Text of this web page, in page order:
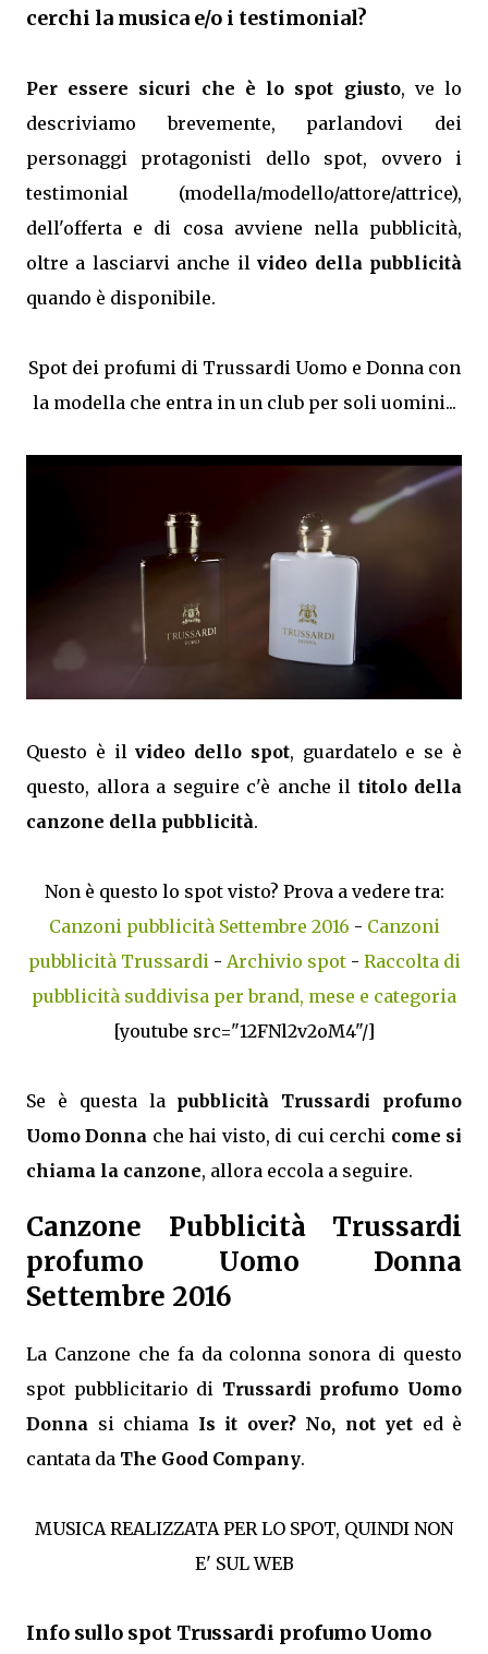
cerchi la musica e/o i testimonial?
Per essere sicuri che è lo spot giusto, ve lo
descriviamo brevemente, parlandovi dei
personaggi protagonisti dello spot, ovvero i
testimonial (modella/modello/attore/attrice),
dell'offerta e di cosa avviene nella pubblicità,
oltre a lasciarvi anche ilvideo della pubblicità
quando è disponibile.
Spot dei profumi di Trussardi Uomo e Donna con
la modella che entra in un club per soli uomini...
Questo è ilvideo dello spot, guardatelo e se è
questo, allora a seguire c'è anche il titolo della
canzone della pubblicità.
Non è questo lo spot visto? Prova a vedere tra:
Canzoni pubblicità Settembre 2016 - Canzoni
pubblicità Trussardi- Archivio spot- Raccolta di
pubblicità suddivisa per brand, mese e categoria
[youtube src="12FNl2v2oM4"/]
Se è questa la pubblicità Trussardi profumo
Uomo Donna che hai visto, di cui cerchi come si
chiama la canzone, allora eccola a seguire.
Canzone Pubblicità Trussardi
profumo Uomo Donna
Settembre 2016
La Canzone che fa da colonna sonora di questo
spot pubblicitario di Trussardi profumo Uomo
Donna si chiama Is it over? No, not yet ed è
cantata da The Good Company.
MUSICA REALIZZATA PER LO SPOT, QUINDI NON
E' SUL WEB
Info sullo spot Trussardi profumo Uomo